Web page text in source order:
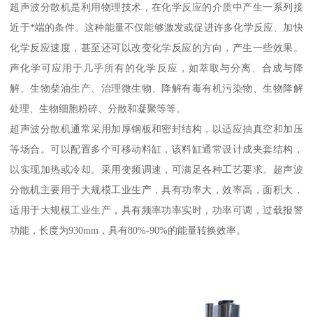
超声波分散机是利用物理技术，在化学反应的介质中产生一系列接
近于*端的条件。这种能量不仅能够激发或促进许多化学反应、加快
化学反应速度，甚至还可以改变化学反应的方向，产生一些效果。
声化学可应用于几乎所有的化学反应，如萃取与分离、合成与降
解、生物柴油生产、治理微生物、降解有毒有机污染物、生物降解
处理、生物细胞粉碎、分散和凝聚等等。
超声波分散机通常采用加厚钢板和密封结构，以适应抽真空和加压
等场合。可以配置多个可移动料缸，该料缸通常设计成夹套结构，
以实现加热或冷却。采用变频调速，可满足各种工艺要求。超声波
分散机主要用于大规模工业生产，具有功率大，效率高，面积大，
适用于大规模工业生产，具有频率功率实时，功率可调，过载报警
功能，长度为930mm，具有80%-90%的能量转换效率。